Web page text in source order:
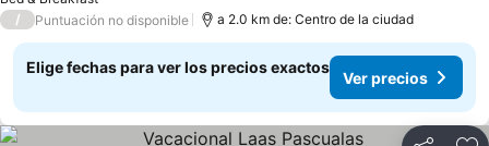
/ Puntuación no disponible a 2.0 km de: Centro de la ciudad
Elige fechas para ver los precios exactos
Ver precios